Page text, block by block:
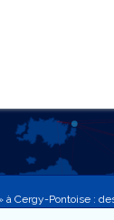
Cergy-Pontoise :